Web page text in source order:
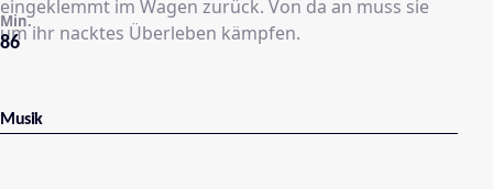
eingeklemmt im Wagen zurück. Von da an muss sie
um ihr nacktes Überleben kämpfen.
86
Min.
Musik